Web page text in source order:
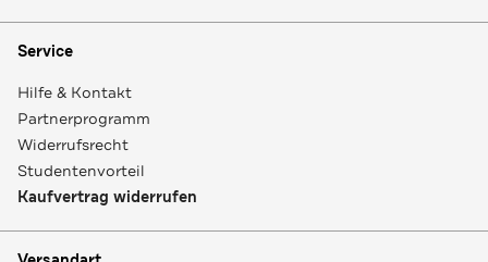
Service
Hilfe & Kontakt
Partnerprogramm
Widerrufsrecht
Studentenvorteil
Kaufvertrag widerrufen